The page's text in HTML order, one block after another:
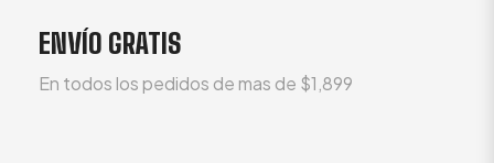
ENVÍO GRATIS
En todos los pedidos de mas de $1,899